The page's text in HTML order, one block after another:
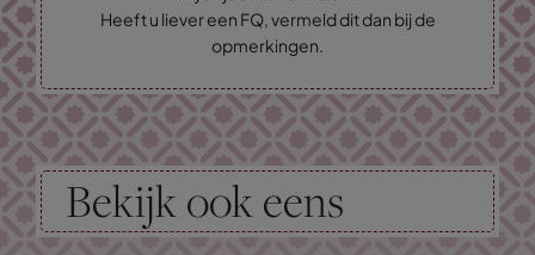
Heeft u liever een FQ, vermeld dit dan bij de
opmerkingen.
Bekijk ook eens